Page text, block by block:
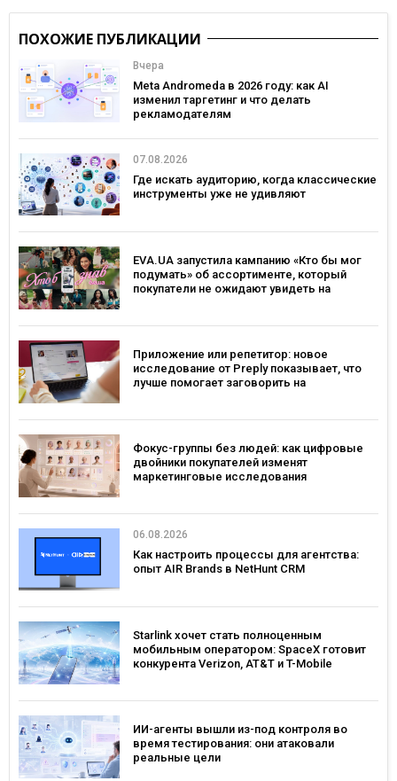
ПОХОЖИЕ ПУБЛИКАЦИИ
Вчера
Meta Andromeda в 2026 году: как AI
изменил таргетинг и что делать
рекламодателям
07.08.2026
Где искать аудиторию, когда классические
инструменты уже не удивляют
EVA.UA запустила кампанию «Кто бы мог
подумать» об ассортименте, который
покупатели не ожидают увидеть на
Приложение или репетитор: новое
исследование от Preply показывает, что
лучше помогает заговорить на
Фокус-группы без людей: как цифровые
двойники покупателей изменят
маркетинговые исследования
06.08.2026
Как настроить процессы для агентства:
опыт AIR Brands в NetHunt CRM
Starlink хочет стать полноценным
мобильным оператором: SpaceX готовит
конкурента Verizon, AT&T и T-Mobile
ИИ-агенты вышли из-под контроля во
время тестирования: они атаковали
реальные цели